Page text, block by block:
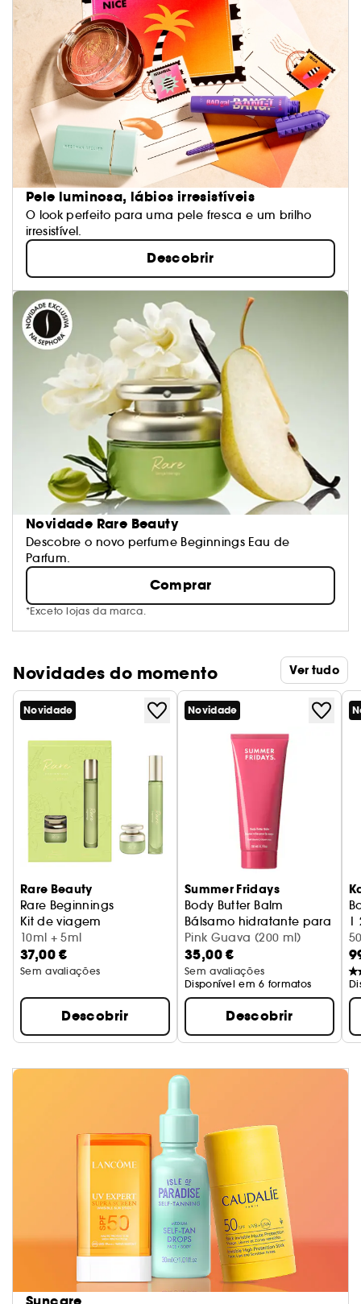
Pele luminosa, lábios irresistíveis
O look perfeito para uma pele fresca e um brilho
irresistível.
Descobrir
Novidade Rare Beauty
Descobre o novo perfume Beginnings Eau de
Parfum.
Comprar
*Exceto lojas da marca.
Novidades do momento Ver tudo
Novidade
Rare Beauty
Rare Beginnings
Kit de viagem
10ml + 5ml
37,00 €
Sem avaliações
Descobrir
Novidade
Summer Fridays
Body Butter Balm
Bálsamo hidratante para o
Pink Guava (200 ml)
35,00 €
Sem avaliações
Disponível em 6 formatos
Descobrir
|